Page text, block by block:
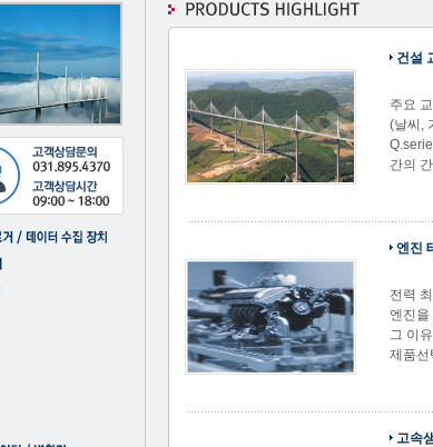
건설
주요
(날씨,
간의
엔진
전력
엔진을
그 이
제품선
고속